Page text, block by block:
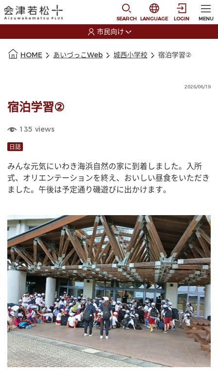
SEARCH
選択すると言語の切
LANGUAGE LOGIN MENU
市民向け
HOME あいづっこWeb 城西小学校 宿泊学習②
2026/06/19
宿泊学習②
135 views
日誌
みんな元気にいわき海浜自然の家に到着しました。入所
式、オリエンテーションを終え、おいしい昼食をいただき
ました。午後は予定通り磯遊びに出かけます。